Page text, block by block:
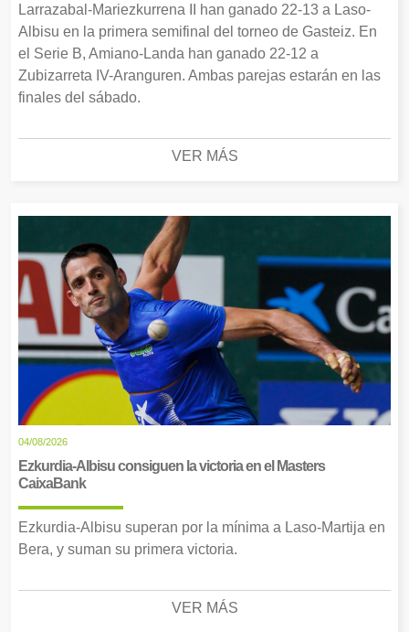
Larrazabal-Mariezkurrena II han ganado 22-13 a Laso-
Albisu en la primera semifinal del torneo de Gasteiz. En
el Serie B, Amiano-Landa han ganado 22-12 a
Zubizarreta IV-Aranguren. Ambas parejas estarán en las
finales del sábado.
VER MÁS
04/08/2026
Ezkurdia-Albisu consiguen la victoria en el Masters
CaixaBank
Ezkurdia-Albisu superan por la mínima a Laso-Martija en
Bera, y suman su primera victoria.
VER MÁS